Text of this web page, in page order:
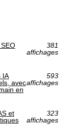
381
affichages
IA
avec
en
593
affichages
et
323
affichages